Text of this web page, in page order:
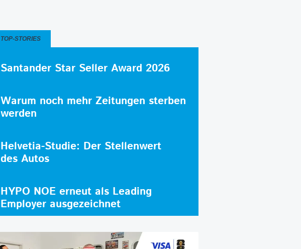
TOP-STORIES
Santander Star Seller Award 2026
Warum noch mehr Zeitungen sterben
werden
Helvetia-Studie: Der Stellenwert
des Autos
HYPO NOE erneut als Leading
Employer ausgezeichnet